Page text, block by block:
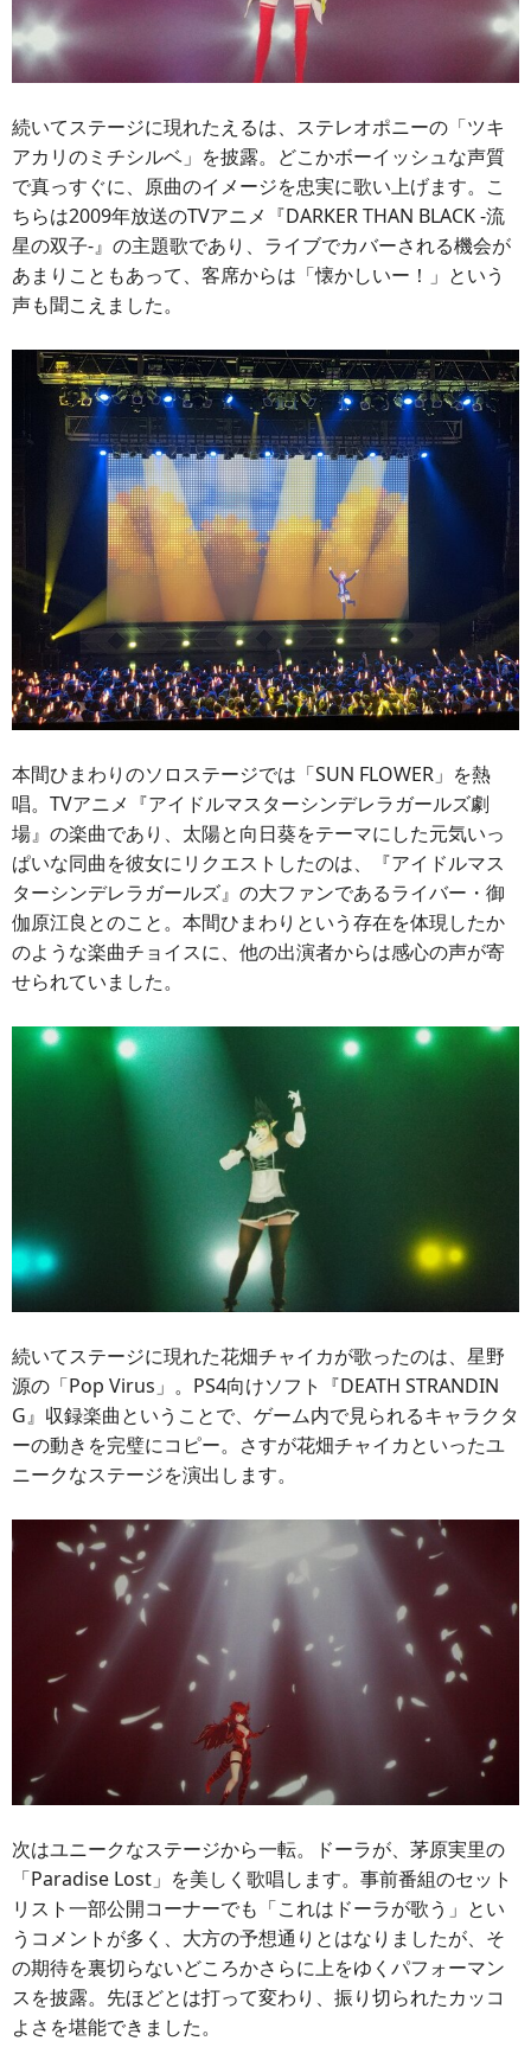
続いてステージに現れたえるは、ステレオポニーの「ツキ
アカリのミチシルベ」を披露。どこかボーイッシュな声質
で真っすぐに、原曲のイメージを忠実に歌い上げます。こ
ちらは2009年放送のTVアニメ『DARKER THAN BLACK -流
星の双子-』の主題歌であり、ライブでカバーされる機会が
あまりこともあって、客席からは「懐かしいー！」という
声も聞こえました。
本間ひまわりのソロステージでは「SUN FLOWER」を熱
唱。TVアニメ『アイドルマスターシンデレラガールズ劇
場』の楽曲であり、太陽と向日葵をテーマにした元気いっ
ぱいな同曲を彼女にリクエストしたのは、『アイドルマス
ターシンデレラガールズ』の大ファンであるライバー・御
伽原江良とのこと。本間ひまわりという存在を体現したか
のような楽曲チョイスに、他の出演者からは感心の声が寄
せられていました。
続いてステージに現れた花畑チャイカが歌ったのは、星野
源の「Pop Virus」。PS4向けソフト『DEATH STRANDIN
G』収録楽曲ということで、ゲーム内で見られるキャラクタ
ーの動きを完璧にコピー。さすが花畑チャイカといったユ
ニークなステージを演出します。
次はユニークなステージから一転。ドーラが、茅原実里の
「Paradise Lost」を美しく歌唱します。事前番組のセット
リスト一部公開コーナーでも「これはドーラが歌う」とい
うコメントが多く、大方の予想通りとはなりましたが、そ
の期待を裏切らないどころかさらに上をゆくパフォーマン
スを披露。先ほどとは打って変わり、振り切られたカッコ
よさを堪能できました。